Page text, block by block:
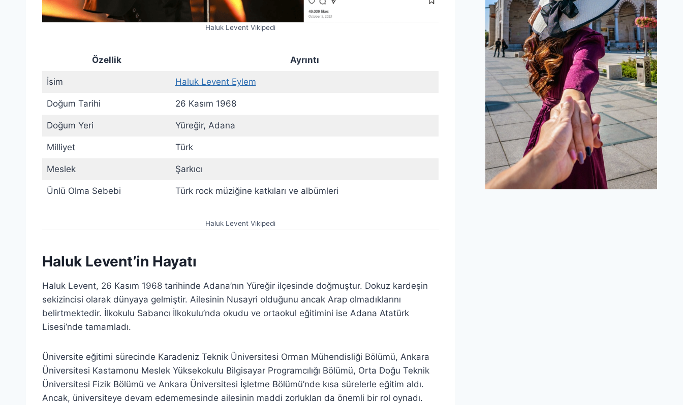
Haluk Levent Vikipedi
Özellik Ayrıntı
İsim Haluk Levent Eylem
Doğum Tarihi 26 Kasım 1968
Doğum Yeri Yüreğir, Adana
Milliyet Türk
Meslek Şarkıcı
Ünlü Olma Sebebi Türk rock müziğine katkıları ve albümleri
Haluk Levent Vikipedi
Haluk Levent’in Hayatı
Haluk Levent, 26 Kasım 1968 tarihinde Adana’nın Yüreğir ilçesinde doğmuştur. Dokuz kardeşin
sekizincisi olarak dünyaya gelmiştir. Ailesinin Nusayri olduğunu ancak Arap olmadıklarını
belirtmektedir. İlkokulu Sabancı İlkokulu’nda okudu ve ortaokul eğitimini ise Adana Atatürk
Lisesi’nde tamamladı.
Üniversite eğitimi sürecinde Karadeniz Teknik Üniversitesi Orman Mühendisliği Bölümü, Ankara
Üniversitesi Kastamonu Meslek Yüksekokulu Bilgisayar Programcılığı Bölümü, Orta Doğu Teknik
Üniversitesi Fizik Bölümü ve Ankara Üniversitesi İşletme Bölümü’nde kısa sürelerle eğitim aldı.
Ancak, üniversiteye devam edememesinde ailesinin maddi zorlukları da önemli bir rol oynadı.